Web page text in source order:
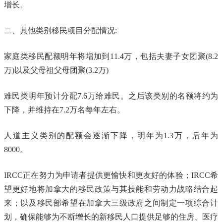
增长。
二、其他类别移民项目分配情况:
家庭类移民配额明年将增加到11.4万，包括夫妻子女团聚(8.2
万)以及父母祖父母团聚(3.2万)
难民类明年预计分配7.6万给难民。之后该类别的名额将约为
下降，并维持在7.2万名每年左右。
人道主义类别的配额会逐渐下降，明年为1.3万，后年为
8000。
IRCC正在努力为申请者提供更愉快和更友好的体验；IRCC希
望更好地将加拿大的移民政策与其技能和劳动力战略结合起
来；以及移民部希望在加拿大三级政府之间制定一项综合计
划，确保能够为不断增长的新移民人口提供足够的住房、医疗